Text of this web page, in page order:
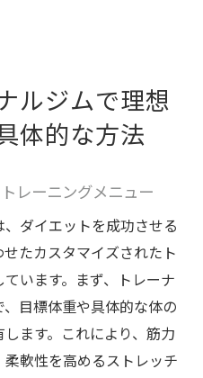
ルジムで理想
体的な方法
レーニングメニュー
ダイエットを成功させる
たカスタマイズされたト
います。まず、トレーナ
目標体重や具体的な体の
ます。これにより、筋力
軟性を高めるストレッチ